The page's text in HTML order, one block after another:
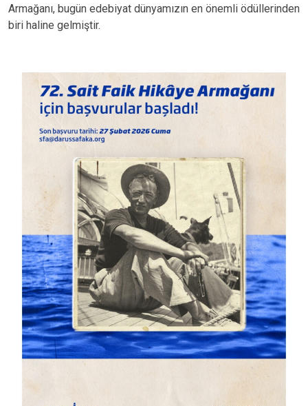
Armağanı, bugün edebiyat dünyamızın en önemli ödüllerinden
biri haline gelmiştir.